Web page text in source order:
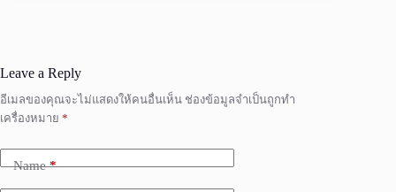
Leave a Reply
อีเมลของคุณจะไม่แสดงให้คนอื่นเห็น ช่องข้อมูลจำเป็นถูกทำ
เครื่องหมาย *
Name*